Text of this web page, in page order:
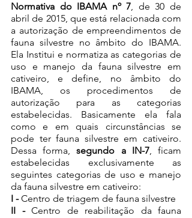
Normativa do IBAMA nº 7, de 30 de
abril de 2015, que está relacionada com
a autorização de empreendimentos de
fauna silvestre no âmbito do IBAMA.
Ela Institui e normatiza as categorias de
uso e manejo da fauna silvestre em
cativeiro, e define, no âmbito do
IBAMA, os procedimentos de
autorização para as categorias
estabelecidas. Basicamente ela fala
como e em quais circunstâncias se
pode ter fauna silvestre em cativeiro.
Dessa forma, segundo a IN-7, ficam
estabelecidas exclusivamente as
seguintes categorias de uso e manejo
da fauna silvestre em cativeiro:
I - Centro de triagem de fauna silvestre
II - Centro de reabilitação da fauna